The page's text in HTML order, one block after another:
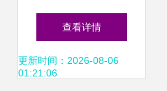
享，宁波打造共同
富裕健康样板
查看详情
更新时间：2026-08-06
01:21:06